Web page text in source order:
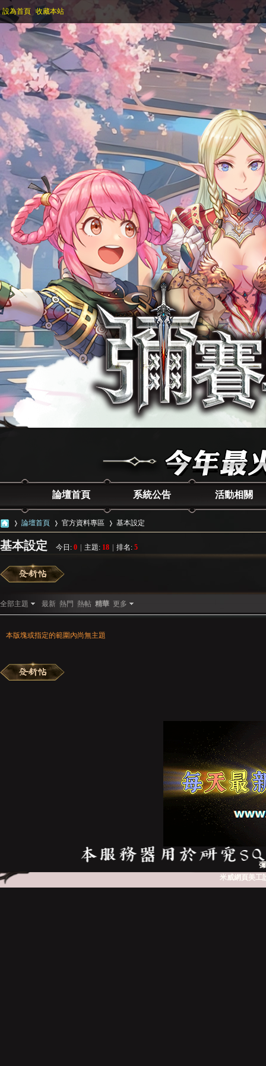
設為首頁 收藏本站
論壇首頁 系統公告 活動相關
彌
論壇首頁
›
官方資料專區 基本設定
基本設定 今日: 0 主題: 18 排名: 5
全部主題 最新 熱門 熱帖 精華 更多
本版塊或指定的範圍內尚無主題
米威網頁美工